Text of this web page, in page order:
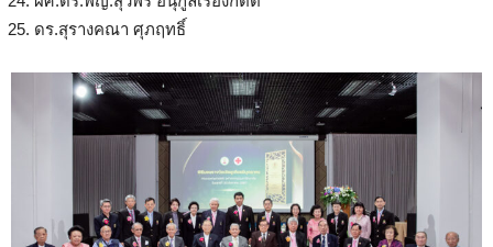
ดร.สุรางคณา ศุภฤทธิ์